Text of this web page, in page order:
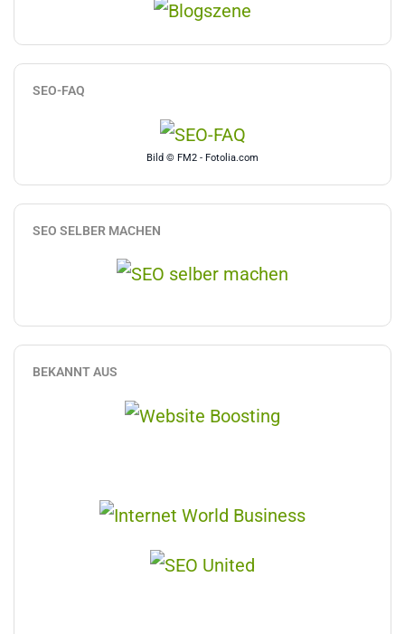
SEO-FAQ
Bild © FM2 - Fotolia.com
SEO SELBER MACHEN
BEKANNT AUS